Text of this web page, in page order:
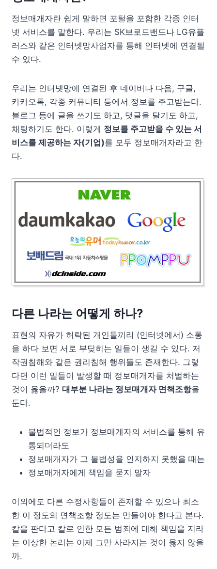
정보매개자란 쉽게 말하면 포털을 포함한 각종 인터
넷 서비스를 말한다. 우리는 SK브로드밴드나 LG유플
러스와 같은 인터넷망사업자를 통해 인터넷에 연결될
수 있다.
우리는 인터넷망에 연결된 후 네이버나 다음, 구글,
카카오톡, 각종 커뮤니티 등에서 정보를 주고받는다.
블로그 등에 글을 쓰기도 하고, 댓글을 달기도 하고,
채팅하기도 한다. 이렇게 정보를 주고받을 수 있는 서
비스를 제공하는 자(기업)를 모두 정보매개자라고 한
다.
다른 나라는 어떻게 하나?
표현의 자유가 허락된 개인들끼리 (인터넷에서) 소통
을 하다 보면 서로 부딪히는 일들이 생길 수 있다. 저
작권침해와 같은 권리침해 행위들도 존재한다. 그렇
다면 이런 일들이 발생할 때 정보매개자를 처벌하는
것이 옳을까? 대부분 나라는 정보매개자 면책조항을
둔다.
불법적인 정보가 정보매개자의 서비스를 통해 유
통되더라도
정보매개자가 그 불법성을 인지하지 못했을 때는
정보매개자에게 책임을 묻지 말자
이외에도 다른 수정사항들이 존재할 수 있으나 최소
한 이 정도의 면책조항 정도는 만들어야 한다고 본다.
칼을 판다고 칼로 인한 모든 범죄에 대해 책임을 지라
는 이상한 논리는 이제 그만 사라지는 것이 옳지 않을
까.